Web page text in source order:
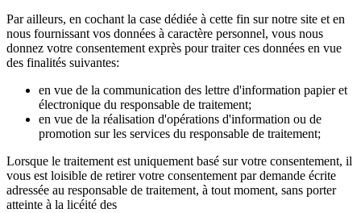
Par ailleurs, en cochant la case dédiée à cette fin sur notre site et en
nous fournissant vos données à caractère personnel, vous nous
donnez votre consentement exprès pour traiter ces données en vue
des finalités suivantes:
en vue de la communication des lettre d'information papier et
électronique du responsable de traitement;
en vue de la réalisation d'opérations d'information ou de
promotion sur les services du responsable de traitement;
Lorsque le traitement est uniquement basé sur votre consentement, il
vous est loisible de retirer votre consentement par demande écrite
adressée au responsable de traitement, à tout moment, sans porter
atteinte à la licéité des